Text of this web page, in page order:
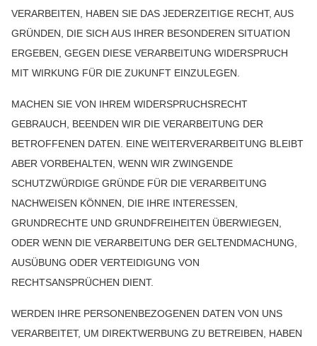
VERARBEITEN, HABEN SIE DAS JEDERZEITIGE RECHT, AUS
GRÜNDEN, DIE SICH AUS IHRER BESONDEREN SITUATION
ERGEBEN, GEGEN DIESE VERARBEITUNG WIDERSPRUCH
MIT WIRKUNG FÜR DIE ZUKUNFT EINZULEGEN.
MACHEN SIE VON IHREM WIDERSPRUCHSRECHT
GEBRAUCH, BEENDEN WIR DIE VERARBEITUNG DER
BETROFFENEN DATEN. EINE WEITERVERARBEITUNG BLEIBT
ABER VORBEHALTEN, WENN WIR ZWINGENDE
SCHUTZWÜRDIGE GRÜNDE FÜR DIE VERARBEITUNG
NACHWEISEN KÖNNEN, DIE IHRE INTERESSEN,
GRUNDRECHTE UND GRUNDFREIHEITEN ÜBERWIEGEN,
ODER WENN DIE VERARBEITUNG DER GELTENDMACHUNG,
AUSÜBUNG ODER VERTEIDIGUNG VON
RECHTSANSPRÜCHEN DIENT.
WERDEN IHRE PERSONENBEZOGENEN DATEN VON UNS
VERARBEITET, UM DIREKTWERBUNG ZU BETREIBEN, HABEN